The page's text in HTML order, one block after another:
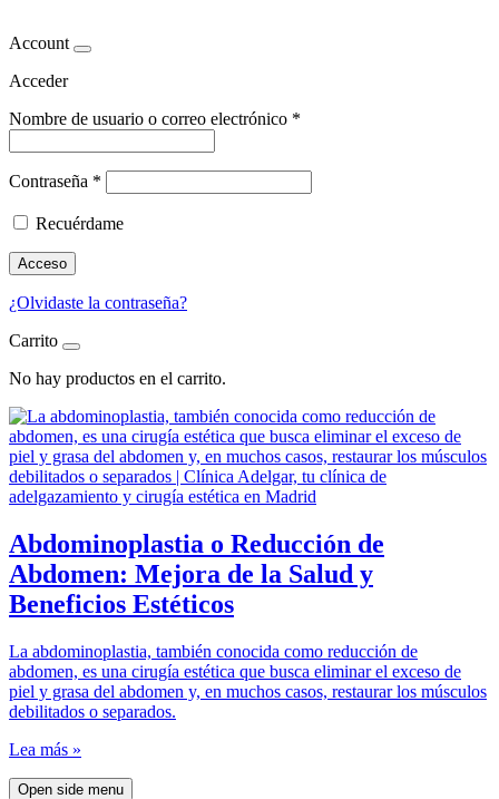
Account
Acceder
Nombre de usuario o correo electrónico *
Contraseña *
Recuérdame
Acceso
¿Olvidaste la contraseña?
Carrito
No hay productos en el carrito.
Abdominoplastia o Reducción de
Abdomen: Mejora de la Salud y
Beneficios Estéticos
La abdominoplastia, también conocida como reducción de
abdomen, es una cirugía estética que busca eliminar el exceso de
piel y grasa del abdomen y, en muchos casos, restaurar los músculos
debilitados o separados.
Lea más »
Open side menu